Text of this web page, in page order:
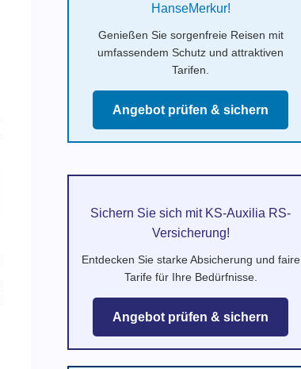
HanseMerkur!
Genießen Sie sorgenfreie Reisen mit
umfassendem Schutz und attraktiven
Tarifen.
Angebot prüfen & sichern
Sichern Sie sich mit KS-Auxilia RS-
Versicherung!
Entdecken Sie starke Absicherung und faire
Tarife für Ihre Bedürfnisse.
Angebot prüfen & sichern